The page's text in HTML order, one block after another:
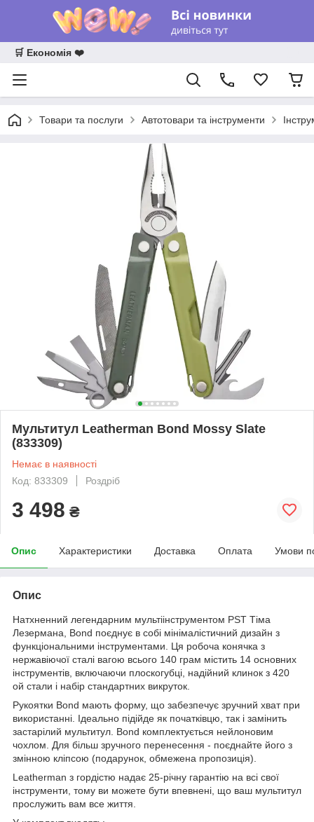
🛒 Економія ❤️
Товари та послуги Автотовари та інструменти
Мультитул Leatherman Bond Mossy Slate
(833309)
Немає в наявності
Код: 833309
Роздріб
3 498 ₴
Опис Характеристики Доставка Оплата Умови
Опис
Натхненний легендарним мультіінструментом PST Тіма
Лезермана, Bond поєднує в собі мінімалістичний дизайн з
функціональними інструментами. Ця робоча конячка з
нержавіючої сталі вагою всього 140 грам містить 14 основних
інструментів, включаючи плоскогубці, надійний клинок з 420
ой стали і набір стандартних викруток.
Рукоятки Bond мають форму, що забезпечує зручний хват при
використанні. Ідеально підійде як початківцю, так і замінить
застарілий мультитул. Bond комплектується нейлоновим
чохлом. Для більш зручного перенесення - поєднайте його з
змінною кліпсою (подарунок, обмежена пропозиція).
Leatherman з гордістю надає 25-річну гарантію на всі свої
інструменти, тому ви можете бути впевнені, що ваш мультитул
прослужить вам все життя.